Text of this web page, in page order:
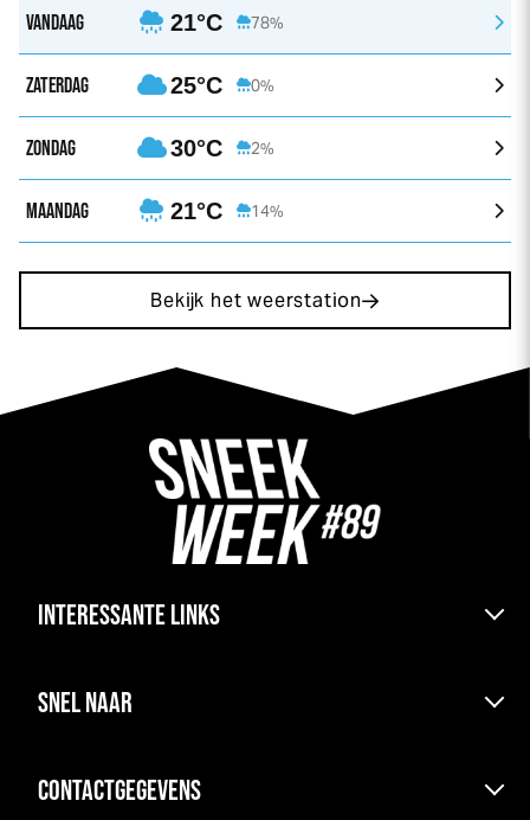
VANDAAG 21°C 78%
ZATERDAG 25°C 0%
ZONDAG 30°C 2%
MAANDAG 21°C 14%
Bekijk het weerstation
INTERESSANTE LINKS
Kranen boten en parkeren
Kamperen
SNEL NAAR
Agenda
CONTACTGEGEVENS